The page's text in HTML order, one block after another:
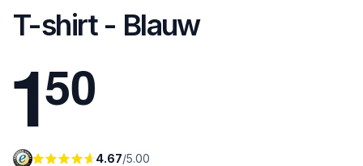
T-shirt - Blauw
150
4.67/5.00